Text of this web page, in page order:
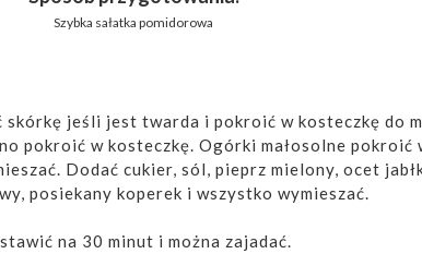
Szybka sałatka pomidorowa
skórkę jeśli jest twarda i pokroić w kosteczkę do
pokroić w kosteczkę. Ogórki małosolne pokroić
Dodać cukier, sól, pieprz mielony, ocet
posiekany koperek i wszystko wymieszać.
na 30 minut i można zajadać.